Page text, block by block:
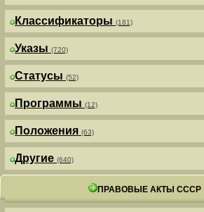
Классификаторы (181)
Указы (720)
Статусы (52)
Программы (12)
Положения (63)
Другие (640)
ПРАВОВЫЕ АКТЫ СССР